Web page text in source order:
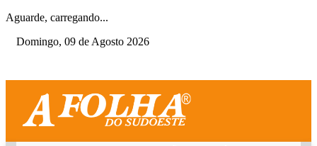
Aguarde, carregando...
Domingo, 09 de Agosto 2026